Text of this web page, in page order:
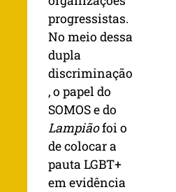
progressistas.
No meio dessa
dupla
discriminação
, o papel do
SOMOS e do
Lampiãofoi o
de colocar a
pauta LGBT+
em evidência